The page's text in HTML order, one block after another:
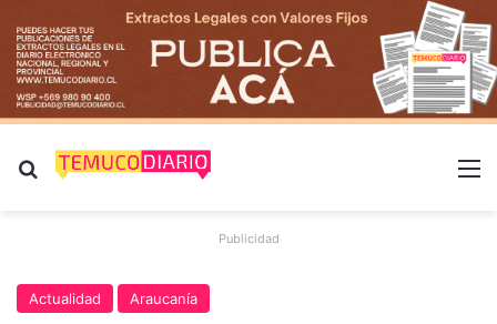
Buscar por
Publicidad
Actualidad Araucanía